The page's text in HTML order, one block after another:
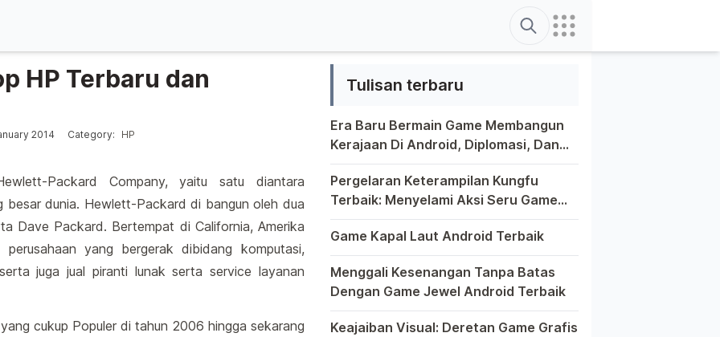
Search
HP Terbaru dan
2014 Posted in
Category: HP
Packard Company, yaitu satu diantara
besar dunia. Hewlett-Packard di bangun oleh dua
Dave Packard. Bertempat di California, Amerika
yang bergerak dibidang komputasi,
juga jual piranti lunak serta service layanan
cukup Populer di tahun 2006 hingga sekarang
Tulisan terbaru
Era Baru Bermain Game Membangun
Kerajaan Di Android, Diplomasi, Dan
Kreativitas Di Ujung Jari Anda
Bermain game di platform Android telah menjadi bagian yang
Pergelaran Keterampilan Kungfu
Terbaik: Menyelami Aksi Seru Game
Kungfu Di Android
Dunia game selalu menawarkan pengalaman yang menghibur
Game Kapal Laut Android Terbaik
Di dunia game Android yang kaya dengan berbagai jenis
Menggali Kesenangan Tanpa Batas
Dengan Game Jewel Android Terbaik
Dalam hiruk-pikuk dunia game Android, ada satu genre yang
Keajaiban Visual: Deretan Game Grafis